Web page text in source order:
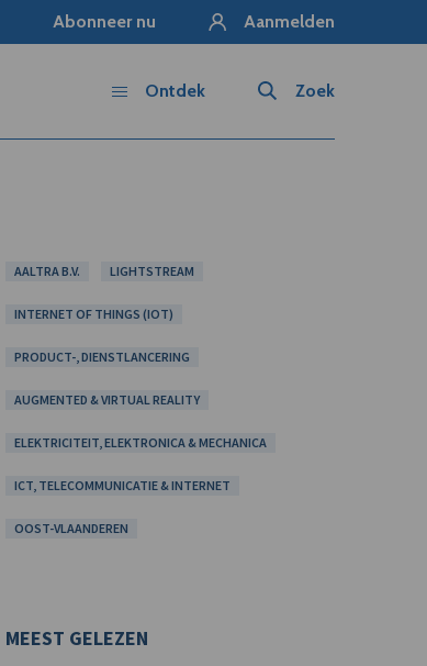
Abonneer nu Aanmelden
Zoek
Ontdek
AALTRA B.V. LIGHTSTREAM
INTERNET OF THINGS (IOT)
PRODUCT-, DIENSTLANCERING
AUGMENTED & VIRTUAL REALITY
ELEKTRICITEIT, ELEKTRONICA & MECHANICA
ICT, TELECOMMUNICATIE & INTERNET
OOST-VLAANDEREN
MEEST GELEZEN